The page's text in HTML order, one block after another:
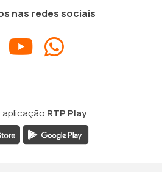
nas redes sociais
aplicação RTP Play